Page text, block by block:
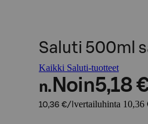
Saluti 500ml
Kaikki Saluti-tuotteet
n. Noin5,18
10,36 €/l vertailuhinta 10,36